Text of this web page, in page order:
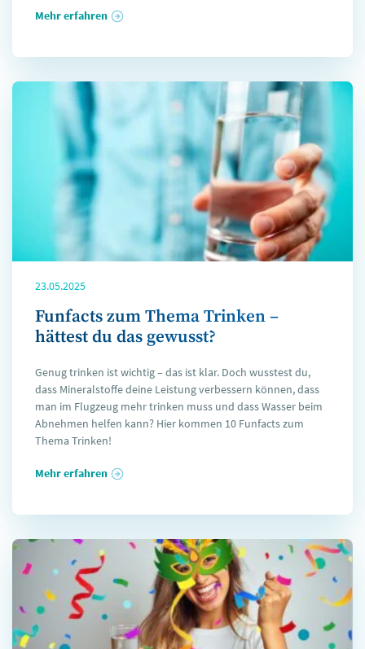
Mehr erfahren
23.05.2025
Funfacts zum Thema Trinken –
hättest du das gewusst?
Genug trinken ist wichtig – das ist klar. Doch wusstest du,
dass Mineralstoffe deine Leistung verbessern können, dass
man im Flugzeug mehr trinken muss und dass Wasser beim
Abnehmen helfen kann? Hier kommen 10 Funfacts zum
Thema Trinken!
Mehr erfahren